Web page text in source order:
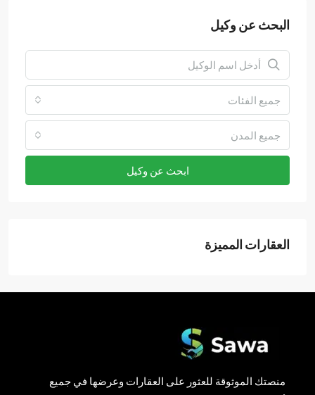
البحث عن وكيل
جميع الفئات
جميع المدن
ابحث عن وكيل
العقارات المميزة
منصتك الموثوقة للعثور على العقارات وعرضها في جميع